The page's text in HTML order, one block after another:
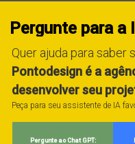
Pergunte para a
Quer ajuda para saber
Pontodesign é a
desenvolver seu
Peça para seu assistente de IA
Pergunte ao Chat GPT:
agência de